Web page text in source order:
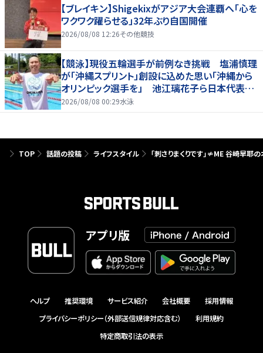
【ブレイキン】Shigekixがアジア大会連覇へ「心を
ワクワク躍らせる」32年ぶり自国開催
2026/08/08 12:26その他競技
【競泳】現役五輪選手が前例なき挑戦 塩浦慎理
が「沖縄スプリント」創設に込めた思い「沖縄から
オリンピック選手を」 池江璃花子ら日本代表も
参戦
2026/08/08 00:29水泳
TOP 話題の投稿 ライフスタイル 「刺さりまくりです」≠ME 谷崎早耶
アプリ版
ヘルプ 推奨環境 サービス紹介 会社概要
採用情報
プライバシーポリシー（外部送信規律対応含む）
利用規約
特定商取引法の表示